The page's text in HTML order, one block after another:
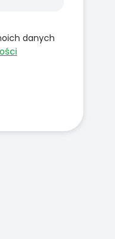
danych